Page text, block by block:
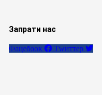
Запрати нас
Фацебоок Тwиттер